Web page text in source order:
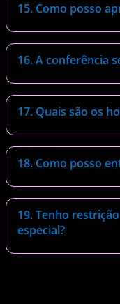
15. Como posso
16. A conferência
17. Quais são os
18. Como posso
19. Tenho
especial?